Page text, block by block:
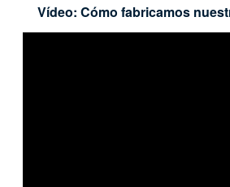
Vídeo: Cómo fabricamos